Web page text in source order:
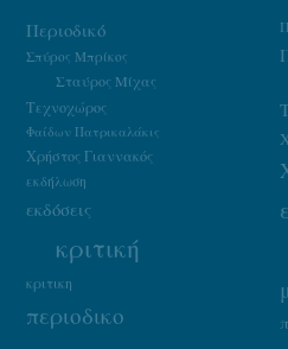
Περιοδικό
Σπύρος Μπρίκος
Σταύρος Μίχας
Τεχνοχώρος
Φαίδων Πατρικαλάκις
Χρήστος Γιαννακός
εκδήλωση
εκδόσεις
κριτική
κριτικη
περιοδικο